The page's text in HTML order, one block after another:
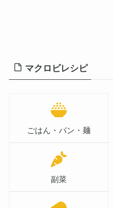
マクロビレシピ
ごはん・パン・麺
副菜